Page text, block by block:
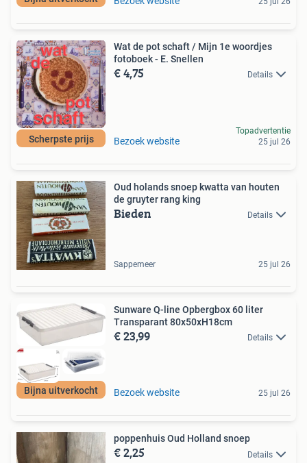
Scherpste prijs
Wat de pot schaft / Mijn 1e woordjes
fotoboek - E. Snellen
€ 4,75 Details
Bezoek website
Topadvertentie
25 jul 26
Oud holands snoep kwatta van houten
de gruyter rang king
Bieden Details
Sappemeer 25 jul 26
Bijna uitverkocht
Sunware Q-line Opbergbox 60 liter
Transparant 80x50xH18cm
€ 23,99 Details
Bezoek website 25 jul 26
poppenhuis Oud Holland snoep
€ 2,25 Details